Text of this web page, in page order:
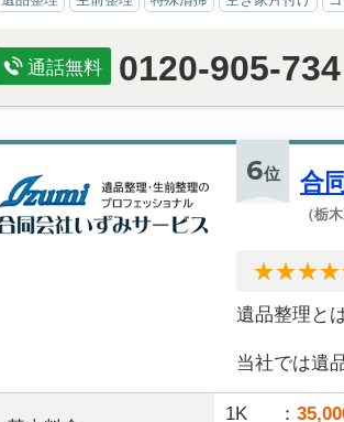
通話無料 0120-905-734
6位 合
（栃
遺品整理と
当社では遺
1K